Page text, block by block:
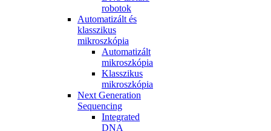
robotok
Automatizált és
klasszikus
mikroszkópia
Automatizált
mikroszkópia
Klasszikus
mikroszkópia
Next Generation
Sequencing
Integrated
DNA